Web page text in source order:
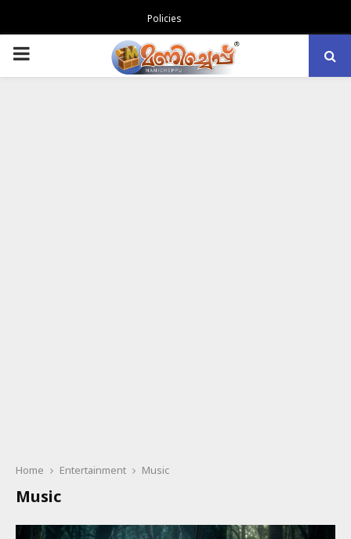
Policies
PRIMARY
Home Entertainment Music
Music